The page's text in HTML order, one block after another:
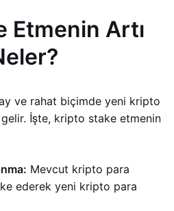
Etmenin Artı
ve rahat biçimde yeni kripto
İşte, kripto stake etmenin
Mevcut kripto para
ederek yeni kripto para